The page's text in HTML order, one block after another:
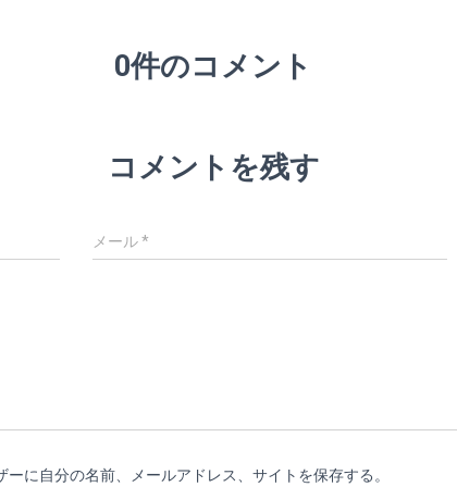
0件のコメント
コメントを残す
メール*
に自分の名前、メールアドレス、サイトを保存する。